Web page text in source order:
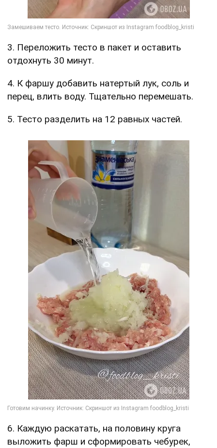
3. Переложить тесто в пакет и оставить
отдохнуть 30 минут.
4. К фаршу добавить натертый лук, соль и
перец, влить воду. Тщательно перемешать.
5. Тесто разделить на 12 равных частей.
6. Каждую раскатать, на половину круга
выложить фарш и сформировать чебурек,